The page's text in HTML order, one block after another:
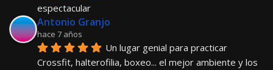
espectacular
Antonio Granjo
hace 7 años
Un lugar genial para practicar
Crossfit, halterofilia, boxeo... el mejor ambiente y los